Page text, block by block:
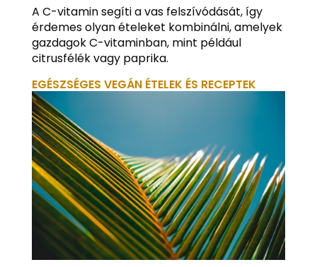
A C-vitamin segíti a vas felszívódását, így
érdemes olyan ételeket kombinálni, amelyek
gazdagok C-vitaminban, mint például
citrusfélék vagy paprika.
EGÉSZSÉGES VEGÁN ÉTELEK ÉS RECEPTEK